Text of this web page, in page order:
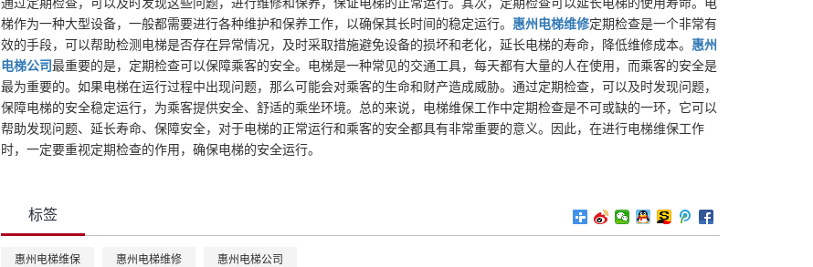
通过定期检查，可以及时发现这些问题，进行维修和保养，保证电梯的正常运行。其次，定期检查可以延长电梯的使用寿命。电
梯作为一种大型设备，一般都需要进行各种维护和保养工作，以确保其长时间的稳定运行。 惠州电梯维修定期检查是一个非常有
效的手段，可以帮助检测电梯是否存在异常情况，及时采取措施避免设备的损坏和老化，延长电梯的寿命，降低维修成本。 惠州
电梯公司最重要的是，定期检查可以保障乘客的安全。电梯是一种常见的交通工具，每天都有大量的人在使用，而乘客的安全是
最为重要的。如果电梯在运行过程中出现问题，那么可能会对乘客的生命和财产造成威胁。通过定期检查，可以及时发现问题，
保障电梯的安全稳定运行，为乘客提供安全、舒适的乘坐环境。总的来说，电梯维保工作中定期检查是不可或缺的一环，它可以
帮助发现问题、延长寿命、保障安全，对于电梯的正常运行和乘客的安全都具有非常重要的意义。因此，在进行电梯维保工作
时，一定要重视定期检查的作用，确保电梯的安全运行。
标签
惠州电梯维保 惠州电梯维修 惠州电梯公司